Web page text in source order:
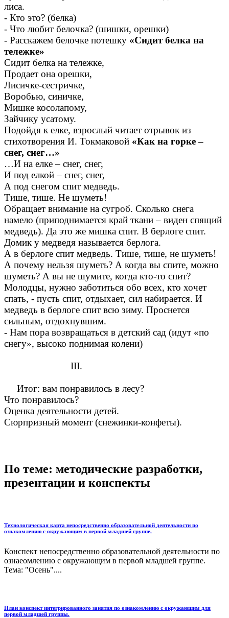
лиса.
- Кто это? (белка)
- Что любит белочка? (шишки, орешки)
- Расскажем белочке потешку «Сидит белка на
тележке»
Сидит белка на тележке,
Продает она орешки,
Лисичке-сестричке,
Воробью, синичке,
Мишке косолапому,
Зайчику усатому.
Подойдя к елке, взрослый читает отрывок из
стихотворения И. Токмаковой «Как на горке –
снег, снег…»
…И на елке – снег, снег,
И под елкой – снег, снег,
А под снегом спит медведь.
Тише, тише. Не шуметь!
Обращает внимание на сугроб. Сколько снега
намело (приподнимается край ткани – виден спящий
медведь). Да это же мишка спит. В берлоге спит.
Домик у медведя называется берлога.
А в берлоге спит медведь. Тише, тише, не шуметь!
А почему нельзя шуметь? А когда вы спите, можно
шуметь? А вы не шумите, когда кто-то спит?
Молодцы, нужно заботиться обо всех, кто хочет
спать, - пусть спит, отдыхает, сил набирается. И
медведь в берлоге спит всю зиму. Проснется
сильным, отдохнувшим.
- Нам пора возвращаться в детский сад (идут «по
снегу», высоко поднимая колени)
ІІІ.
Итог: вам понравилось в лесу?
Что понравилось?
Оценка деятельности детей.
Сюрпризный момент (снежинки-конфеты).
По теме: методические разработки,
презентации и конспекты
Технологическая карта непосредственно образовательной деятельности по
ознакомлению с окружающим в первой младшей группе.
Конспект непосредственно образовательной деятельности по
ознаеомлению с окружающим в первой младшей группе.
Тема: "Осень"....
План конспект интегрированного занятия по ознакомлению с окружающим для
первой младшей группы.